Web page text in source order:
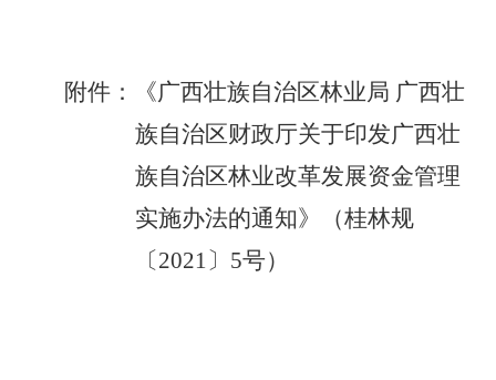
附件：《广西壮族自治区林业局 广西壮
族自治区财政厅关于印发广西壮
族自治区林业改革发展资金管理
实施办法的通知》（桂林规
〔2021〕 5号）